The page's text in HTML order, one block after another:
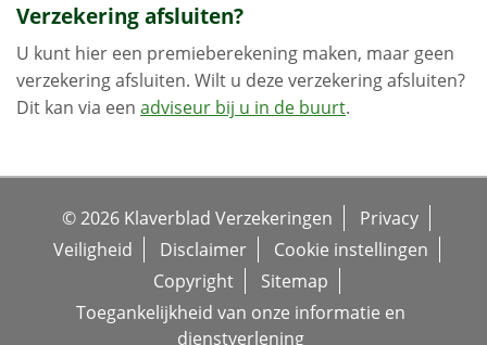
Verzekering afsluiten?
U kunt hier een premieberekening maken, maar geen
verzekering afsluiten. Wilt u deze verzekering afsluiten?
Dit kan via een adviseur bij u in de buurt.
© 2026 Klaverblad Verzekeringen
Privacy
Veiligheid
Disclaimer
Cookie instellingen
Copyright
Sitemap
Toegankelijkheid van onze informatie en
dienstverlening